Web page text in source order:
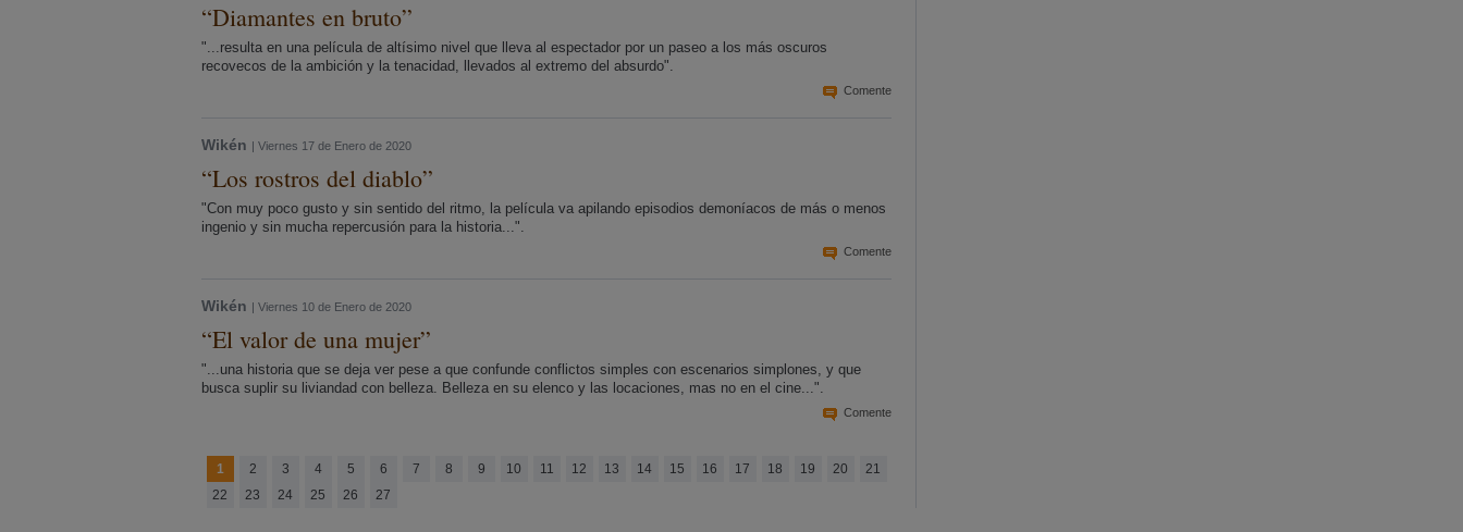
“Diamantes en bruto”
"...resulta en una película de altísimo nivel que lleva al espectador por un paseo a los más oscuros
recovecos de la ambición y la tenacidad, llevados al extremo del absurdo".
Comente
Wikén | Viernes 17 de Enero de 2020
“Los rostros del diablo”
"Con muy poco gusto y sin sentido del ritmo, la película va apilando episodios demoníacos de más o menos
ingenio y sin mucha repercusión para la historia...".
Comente
Wikén | Viernes 10 de Enero de 2020
“El valor de una mujer”
"...una historia que se deja ver pese a que confunde conflictos simples con escenarios simplones, y que
busca suplir su liviandad con belleza. Belleza en su elenco y las locaciones, mas no en el cine...".
Comente
1 2 3 4 5 6 7 8 9 10 11 12 13 14 15 16 17 18 19 20
21
22
23 24 25 26 27